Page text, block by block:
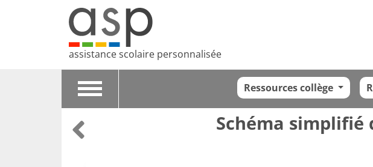
assistance scolaire personnalisée
Toggle
Ressources collège
Schéma